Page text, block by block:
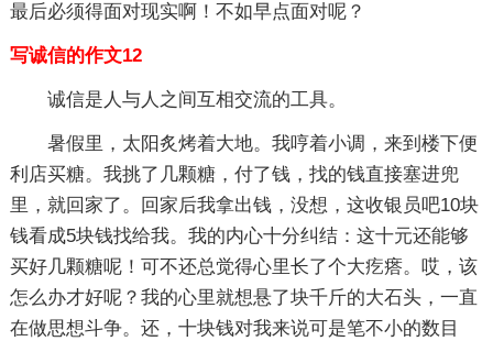
最后必须得面对现实啊！不如早点面对呢？
写诚信的作文12
诚信是人与人之间互相交流的工具。
暑假里，太阳炙烤着大地。我哼着小调，来到楼下便
利店买糖。我挑了几颗糖，付了钱，找的钱直接塞进兜
里，就回家了。回家后我拿出钱，没想，这收银员吧10块
钱看成5块钱找给我。我的内心十分纠结：这十元还能够
买好几颗糖呢！可不还总觉得心里长了个大疙瘩。哎，该
怎么办才好呢？我的心里就想悬了块千斤的大石头，一直
在做思想斗争。还，十块钱对我来说可是笔不小的数目